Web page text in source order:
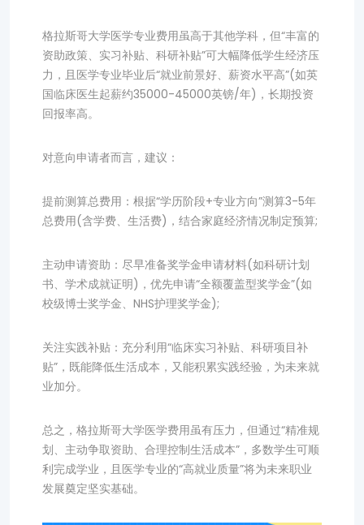
格拉斯哥大学医学专业费用虽高于其他学科，但“丰富的
资助政策、实习补贴、科研补贴”可大幅降低学生经济压
力，且医学专业毕业后“就业前景好、薪资水平高”(如英
国临床医生起薪约35000-45000英镑/年)，长期投资
回报率高。
对意向申请者而言，建议：
提前测算总费用：根据“学历阶段+专业方向”测算3-5年
总费用(含学费、生活费)，结合家庭经济情况制定预算;
主动申请资助：尽早准备奖学金申请材料(如科研计划
书、学术成就证明)，优先申请“全额覆盖型奖学金”(如
校级博士奖学金、NHS护理奖学金);
关注实践补贴：充分利用“临床实习补贴、科研项目补
贴”，既能降低生活成本，又能积累实践经验，为未来就
业加分。
总之，格拉斯哥大学医学费用虽有压力，但通过“精准规
划、主动争取资助、合理控制生活成本”，多数学生可顺
利完成学业，且医学专业的“高就业质量”将为未来职业
发展奠定坚实基础。